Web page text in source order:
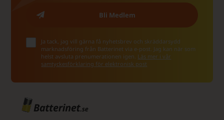
Ja tack, jag vill gärna få nyhetsbrev och skräddarsydd
marknadsföring från Batterinet via e-post. Jag kan när som
helst avsluta prenumerationen igen. Läs mer i vår
samtyckesförklaring för elektronisk post